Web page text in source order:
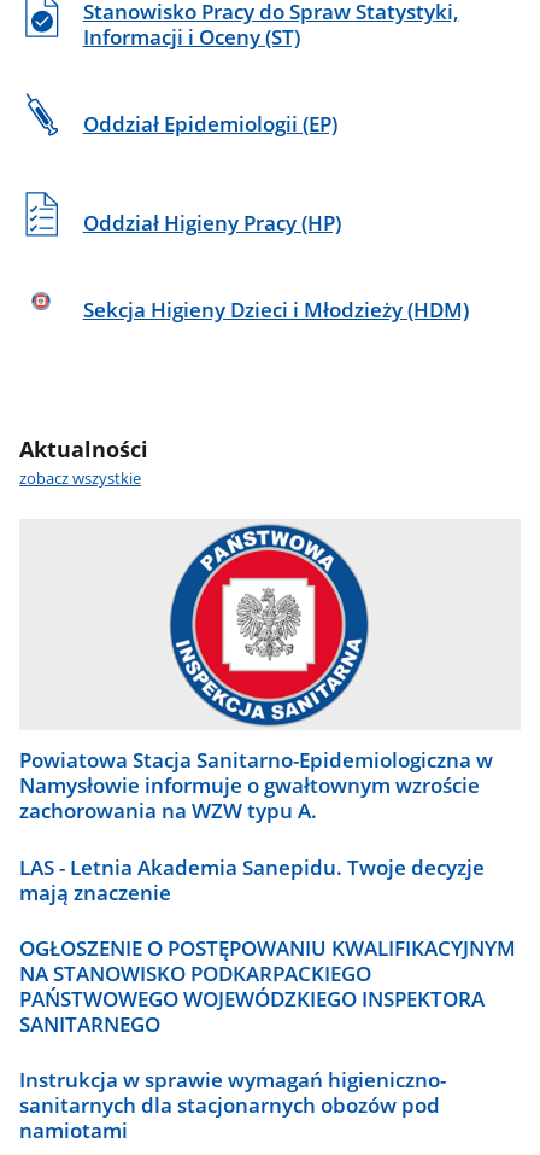
Stanowisko Pracy do Spraw Statystyki,
Informacji i Oceny (ST)
Oddział Epidemiologii (EP)
Oddział Higieny Pracy (HP)
Sekcja Higieny Dzieci i Młodzieży (HDM)
Aktualności
zobacz wszystkie
Powiatowa Stacja Sanitarno-Epidemiologiczna w
Namysłowie informuje o gwałtownym wzroście
zachorowania na WZW typu A.
LAS - Letnia Akademia Sanepidu. Twoje decyzje
mają znaczenie
OGŁOSZENIE O POSTĘPOWANIU KWALIFIKACYJNYM
NA STANOWISKO PODKARPACKIEGO
PAŃSTWOWEGO WOJEWÓDZKIEGO INSPEKTORA
SANITARNEGO
Instrukcja w sprawie wymagań higieniczno-
sanitarnych dla stacjonarnych obozów pod
namiotami